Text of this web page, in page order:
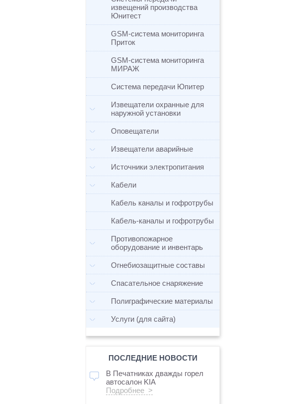
извещений производства
Юнитест
GSM-система мониторинга
Приток
GSM-система мониторинга
МИРАЖ
Система передачи Юпитер
Извещатели охранные для
наружной установки
Оповещатели
Извещатели аварийные
Источники электропитания
Кабели
Кабель каналы и гофротрубы
Кабель-каналы и гофротрубы
Противопожарное
оборудование и инвентарь
Огнебиозащитные составы
Спасательное снаряжение
Полиграфические материалы
Услуги (для сайта)
ПОСЛЕДНИЕ НОВОСТИ
В Печатниках дважды горел
автосалон KIA
Подробнее >